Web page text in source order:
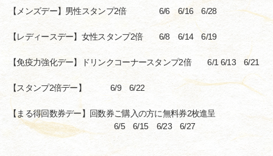
【メンズデー】男性スタンプ2倍 6/6 6/16 6/28
【レディースデー】女性スタンプ2倍 6/8 6/14 6/19
【免疫力強化デー】ドリンクコーナースタンプ2倍 6/1 6/13 6/21
【スタンプ2倍デー】 6/9 6/22
【まる得回数券デー】回数券ご購入の方に無料券2枚進呈
6/5 6/15 6/23 6/27